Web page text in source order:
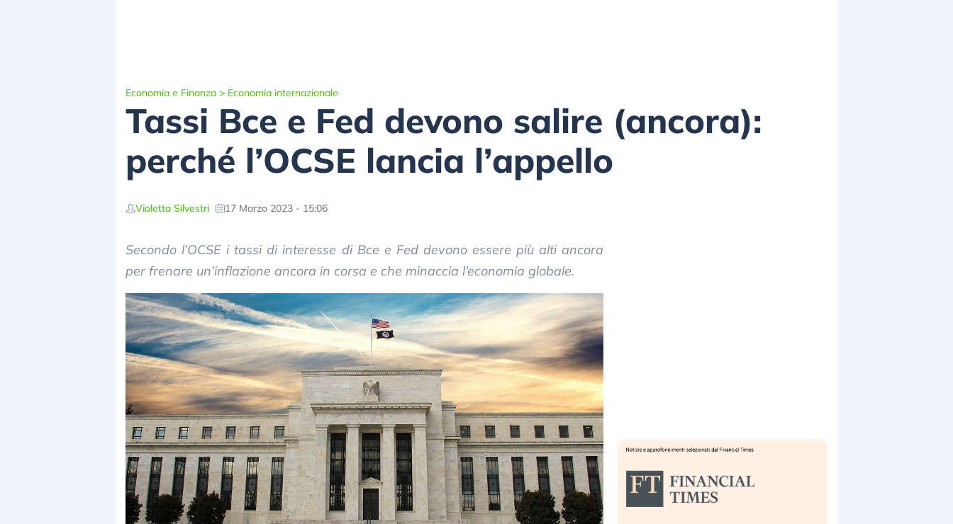
Economia e Finanza > Economia internazionale
Tassi Bce e Fed devono salire (ancora):
perché l’OCSE lancia l’appello
Violetta Silvestri 17 Marzo 2023 - 15:06
Secondo l’OCSE i tassi di interesse di Bce e Fed devono essere più alti ancora
per frenare un’inflazione ancora in corsa e che minaccia l’economia globale.